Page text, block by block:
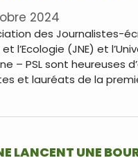
2024
des Journalistes-
l’Ecologie (JNE) et
– PSL sont heureuses
et lauréats de la
LANCENT UNE